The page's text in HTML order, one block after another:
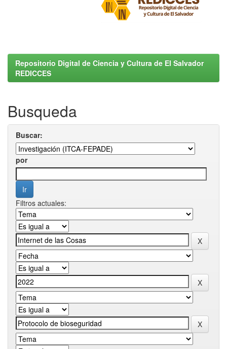
Repositorio Digital de Ciencia y Cultura de El Salvador
REDICCES
Busqueda
Buscar:
por
Filtros actuales: